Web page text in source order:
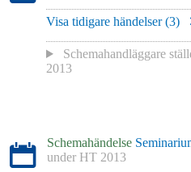
Visa tidigare händelser (3)
Schemahandläggare
2013
Schemahändelse
under HT 2013